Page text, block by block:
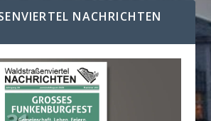
NACHRICHTEN A